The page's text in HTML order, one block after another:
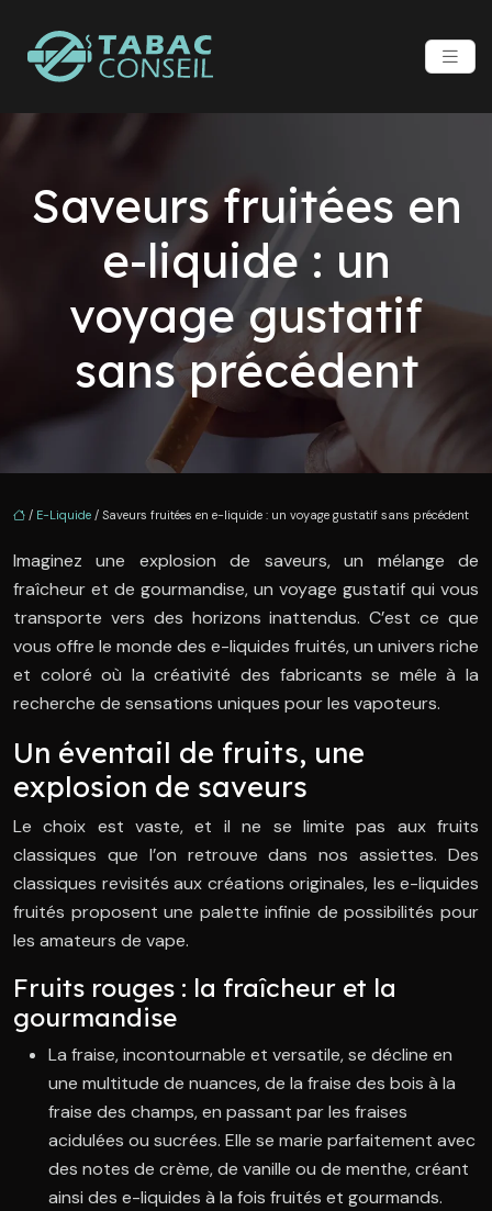
Saveurs fruitées en
e-liquide : un
voyage gustatif
sans précédent
/ E-Liquide / Saveurs fruitées en e-liquide : un voyage gustatif sans précédent
Imaginez une explosion de saveurs, un mélange de
fraîcheur et de gourmandise, un voyage gustatif qui vous
transporte vers des horizons inattendus. C’est ce que
vous offre le monde des e-liquides fruités, un univers riche
et coloré où la créativité des fabricants se mêle à la
recherche de sensations uniques pour les vapoteurs.
Un éventail de fruits, une
explosion de saveurs
Le choix est vaste, et il ne se limite pas aux fruits
classiques que l’on retrouve dans nos assiettes. Des
classiques revisités aux créations originales, les e-liquides
fruités proposent une palette infinie de possibilités pour
les amateurs de vape.
Fruits rouges : la fraîcheur et la
gourmandise
La fraise, incontournable et versatile, se décline en
une multitude de nuances, de la fraise des bois à la
fraise des champs, en passant par les fraises
acidulées ou sucrées. Elle se marie parfaitement avec
des notes de crème, de vanille ou de menthe, créant
ainsi des e-liquides à la fois fruités et gourmands.